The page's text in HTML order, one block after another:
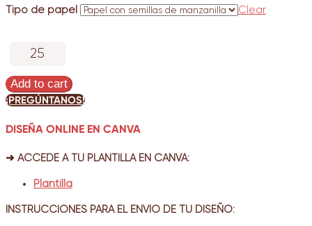
Tipo de papel Clear
cuenta
Iris
quantity
Add to cart
¡PREGÚNTANOS!
DISEÑA ONLINE EN CANVA
➜ ACCEDE A TU PLANTILLA EN CANVA:
Plantilla
INSTRUCCIONES PARA EL ENVÍO DE TU DISEÑO: